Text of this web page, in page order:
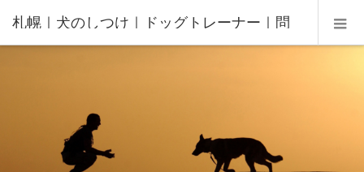
札幌｜犬のしつけ｜ドッグトレーナー｜問
んの家庭教師®️